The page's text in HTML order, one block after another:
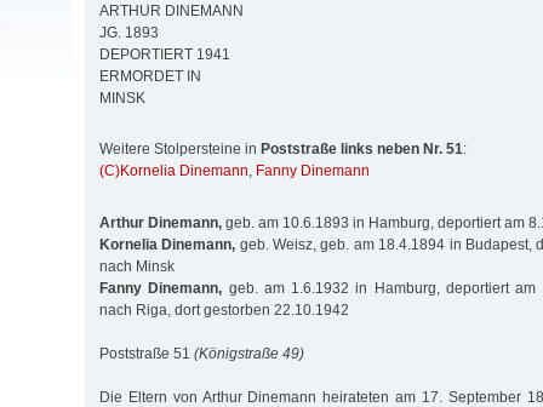
ARTHUR DINEMANN
JG. 1893
DEPORTIERT 1941
ERMORDET IN
MINSK
Weitere Stolpersteine in Poststraße links neben Nr. 51:
(C)Kornelia Dinemann, Fanny Dinemann
Arthur Dinemann, geb. am 10.6.1893 in Hamburg, deportiert am
Kornelia Dinemann, geb. Weisz, geb. am 18.4.1894 in Budapest,
nach Minsk
Fanny Dinemann, geb. am 1.6.1932 in Hamburg, deportiert am
nach Riga, dort gestorben 22.10.1942
Poststraße 51 (Königstraße 49)
Die Eltern von Arthur Dinemann heirateten am 17. September